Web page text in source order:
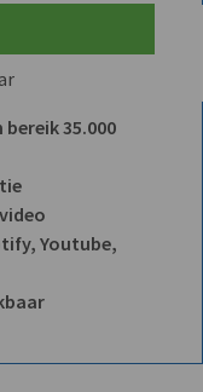
35.000
Youtube,